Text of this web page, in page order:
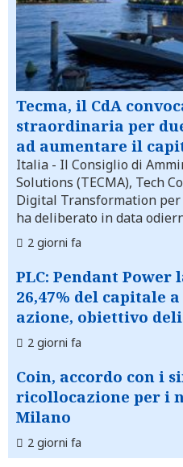
Tecma, il CdA
straordinaria per
ad aumentare il
Italia - Il Consiglio di
Solutions (TECMA), Tech
Digital Transformation per
ha deliberato in data
2 giorni fa
PLC: Pendant Power
26,47% del capitale
azione, obiettivo
2 giorni fa
Coin, accordo con i
ricollocazione per i
Milano
2 giorni fa